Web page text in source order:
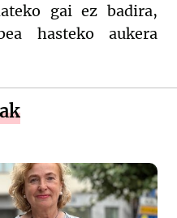
gai ez badira,
hasteko aukera